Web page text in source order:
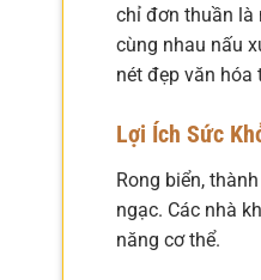
chỉ đơn thuần là
cùng nhau nấu
nét đẹp văn
Lợi Ích Sức
Rong biển,
ngạc. Các nhà
năng cơ thể.